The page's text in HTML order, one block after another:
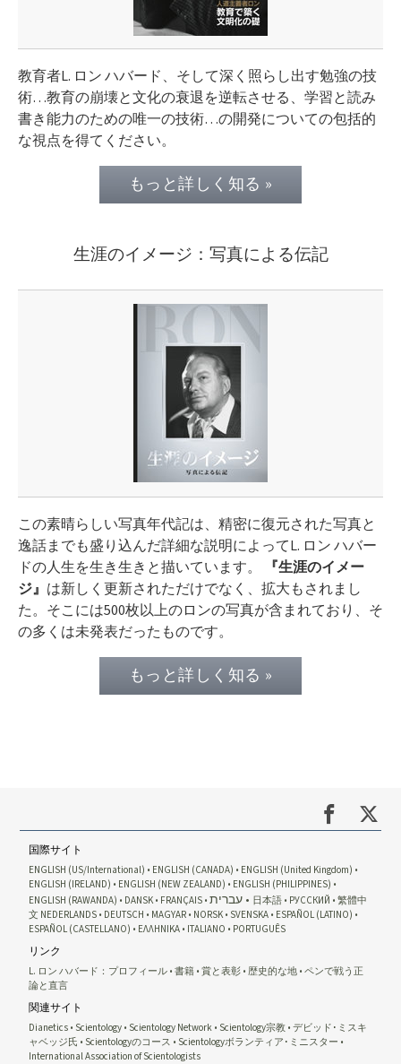
教育者L. ロン ハバード、そして深く照らし出す勉強の技
術…教育の崩壊と文化の衰退を逆転させる、学習と読み
書き能力のための唯一の技術…の開発についての包括的
な視点を得てください。
もっと詳しく知る »
生涯のイメージ：写真による伝記
この素晴らしい写真年代記は、精密に復元された写真と
逸話までも盛り込んだ詳細な説明によってL. ロン ハバー
ドの人生を生き生きと描いています。
『生涯のイメー
ジ』 は新しく更新されただけでなく、拡大もされまし
た。そこには500枚以上のロンの写真が含まれており、そ
の多くは未発表だったものです。
もっと詳しく知る »
国際サイト
ENGLISH (US/International) ENGLISH (CANADA)
ENGLISH (United Kingdom)
ENGLISH (IRELAND)
ENGLISH (NEW ZEALAND)
ENGLISH (PHILIPPINES)
ENGLISH (RAWANDA)
DANSK FRANÇAIS עברית 日本語 РУССКИЙ
繁體中
文 NEDERLANDS DEUTSCH MAGYAR NORSK SVENSKA ESPAÑOL (LATINO)
ESPAÑOL (CASTELLANO)
ΕΛΛΗΝΙΚA ITALIANO PORTUGUÊS
リンク
L. ロン ハバード：プロフィール 書籍 賞と表彰 歴史的な地 ペンで戦う正
論と直言
関連サイト
Dianetics Scientology Scientology Network Scientology宗教 デビッド･ミスキ
ャベッジ氏
Scientologyのコース
Scientologyボランティア･ミニスター
International Association of Scientologists